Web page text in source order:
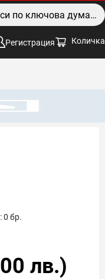
Регистрация Количка
0 бр.
лв.)